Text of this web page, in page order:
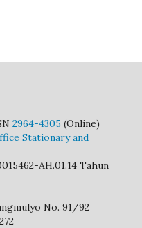
2964-4305 (Online)
Stationary and
AH.01.14 Tahun
No. 91/92